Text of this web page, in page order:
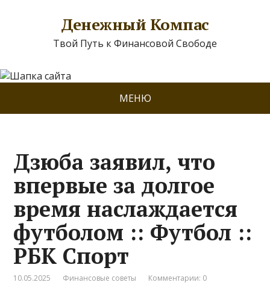
Денежный Компас
Твой Путь к Финансовой Свободе
МЕНЮ
Дзюба заявил, что
впервые за долгое
время наслаждается
футболом :: Футбол ::
РБК Спорт
10.05.2025 Финансовые советы Комментарии: 0